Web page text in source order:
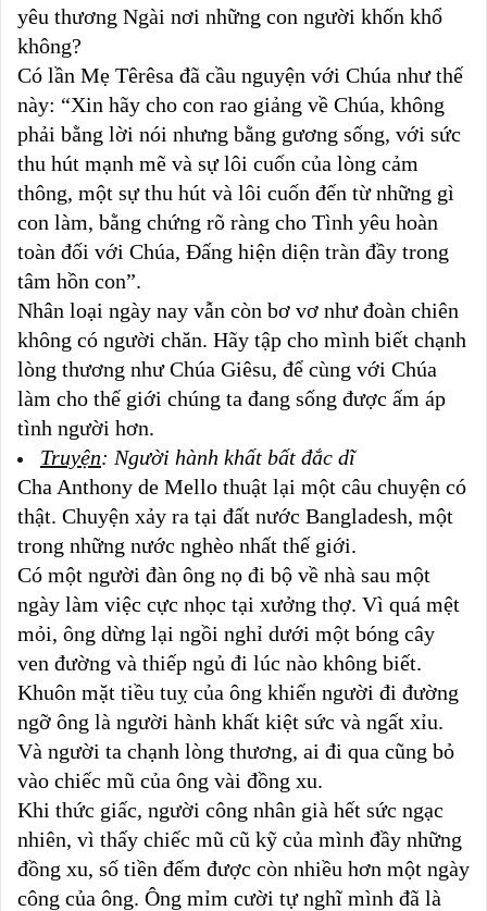
yêu thương Ngài nơi những con người khốn khổ
không?
Có lần Mẹ Têrêsa đã cầu nguyện với Chúa như thế
này: “Xin hãy cho con rao giảng về Chúa, không
phải bằng lời nói nhưng bằng gương sống, với sức
thu hút mạnh mẽ và sự lôi cuốn của lòng cảm
thông, một sự thu hút và lôi cuốn đến từ những gì
con làm, bằng chứng rõ ràng cho Tình yêu hoàn
toàn đối với Chúa, Đấng hiện diện tràn đầy trong
tâm hồn con”.
Nhân loại ngày nay vẫn còn bơ vơ như đoàn chiên
không có người chăn. Hãy tập cho mình biết chạnh
lòng thương như Chúa Giêsu, để cùng với Chúa
làm cho thế giới chúng ta đang sống được ấm áp
tình người hơn.
Truyện: Người hành khất bất đắc dĩ
Cha Anthony de Mello thuật lại một câu chuyện có
thật. Chuyện xảy ra tại đất nước Bangladesh, một
trong những nước nghèo nhất thế giới.
Có một người đàn ông nọ đi bộ về nhà sau một
ngày làm việc cực nhọc tại xưởng thợ. Vì quá mệt
mỏi, ông dừng lại ngồi nghỉ dưới một bóng cây
ven đường và thiếp ngủ đi lúc nào không biết.
Khuôn mặt tiều tuỵ của ông khiến người đi đường
ngỡ ông là người hành khất kiệt sức và ngất xỉu.
Và người ta chạnh lòng thương, ai đi qua cũng bỏ
vào chiếc mũ của ông vài đồng xu.
Khi thức giấc, người công nhân già hết sức ngạc
nhiên, vì thấy chiếc mũ cũ kỹ của mình đầy những
đồng xu, số tiền đếm được còn nhiều hơn một ngày
công của ông. Ông mỉm cười tự nghĩ mình đã là